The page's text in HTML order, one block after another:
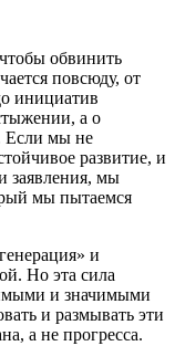
обвинить
повсюду, от
инициатив
а о
Если мы не
развитие, и
заявления, мы
мы пытаемся
и
Но эта сила
и значимыми
и размывать эти
а не прогресса.